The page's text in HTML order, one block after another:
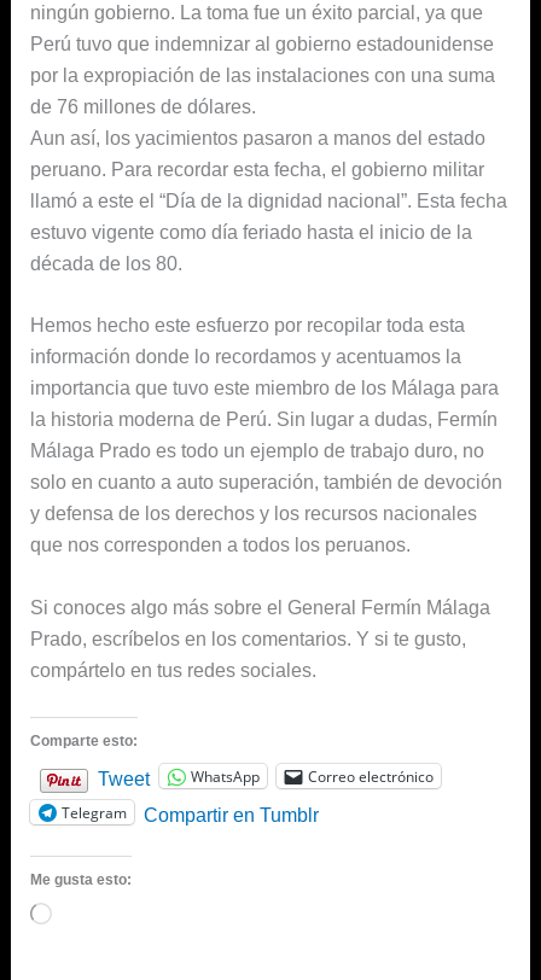
ningún gobierno. La toma fue un éxito parcial, ya que
Perú tuvo que indemnizar al gobierno estadounidense
por la expropiación de las instalaciones con una suma
de 76 millones de dólares.
Aun así, los yacimientos pasaron a manos del estado
peruano. Para recordar esta fecha, el gobierno militar
llamó a este el “Día de la dignidad nacional”. Esta fecha
estuvo vigente como día feriado hasta el inicio de la
década de los 80.
Hemos hecho este esfuerzo por recopilar toda esta
información donde lo recordamos y acentuamos la
importancia que tuvo este miembro de los Málaga para
la historia moderna de Perú. Sin lugar a dudas, Fermín
Málaga Prado es todo un ejemplo de trabajo duro, no
solo en cuanto a auto superación, también de devoción
y defensa de los derechos y los recursos nacionales
que nos corresponden a todos los peruanos.
Si conoces algo más sobre el General Fermín Málaga
Prado, escríbelos en los comentarios. Y si te gusto,
compártelo en tus redes sociales.
Comparte esto:
Tweet WhatsApp
Correo electrónico
Telegram
Compartir en Tumblr
Me gusta esto:
Cargando...